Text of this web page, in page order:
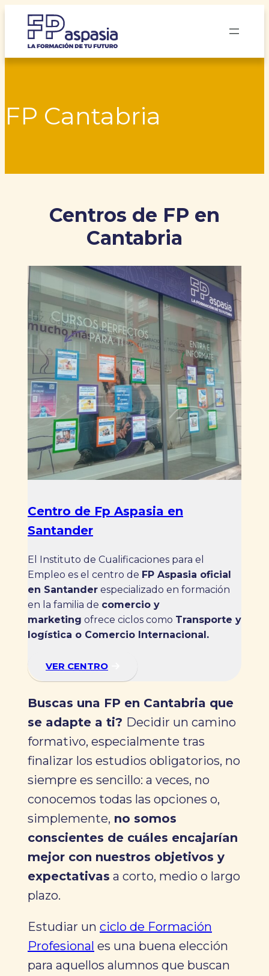
Saltar
contenido
FP Cantabria
Centros de FP en
Cantabria
Centro de Fp Aspasia en
Santander
El Instituto de Cualificaciones para el
Empleo es el centro de FP Aspasia oficial
en Santander especializado en formación
en la familia de comercio y
marketing ofrece ciclos como Transporte y
logística o Comercio Internacional.
VER CENTRO
Buscas una FP en Cantabria que
se adapte a ti? Decidir un camino
formativo, especialmente tras
finalizar los estudios obligatorios, no
siempre es sencillo: a veces, no
conocemos todas las opciones o,
simplemente, no somos
conscientes de cuáles encajarían
mejor con nuestros objetivos y
expectativas a corto, medio o largo
plazo.
Estudiar un ciclo de Formación
Profesional es una buena elección
para aquellos alumnos que buscan